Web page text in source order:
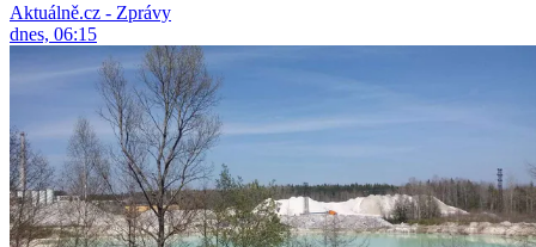
Aktuálně.cz - Zprávy
dnes, 06:15